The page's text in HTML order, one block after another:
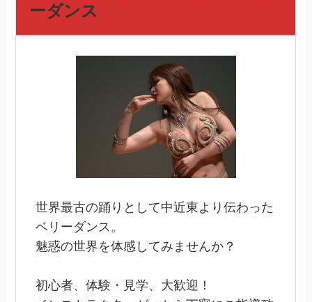
ーダンス
世界最古の踊りとして中近東より伝わった
ベリーダンス。
魅惑の世界を体感してみませんか？
初心者、体験・見学、大歓迎！